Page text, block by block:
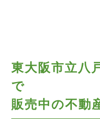
東大阪市立八
で
販売中の不動